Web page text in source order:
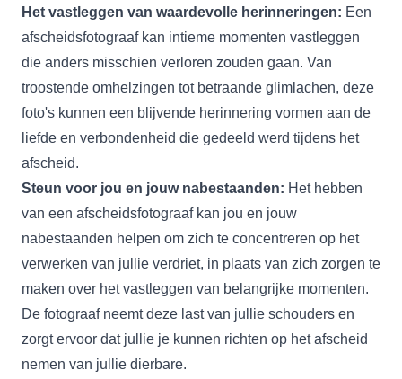
Het vastleggen van waardevolle herinneringen: Een
afscheidsfotograaf kan intieme momenten vastleggen
die anders misschien verloren zouden gaan. Van
troostende omhelzingen tot betraande glimlachen, deze
foto's kunnen een blijvende herinnering vormen aan de
liefde en verbondenheid die gedeeld werd tijdens het
afscheid.
Steun voor jou en jouw nabestaanden: Het hebben
van een afscheidsfotograaf kan jou en jouw
nabestaanden helpen om zich te concentreren op het
verwerken van jullie verdriet, in plaats van zich zorgen te
maken over het vastleggen van belangrijke momenten.
De fotograaf neemt deze last van jullie schouders en
zorgt ervoor dat jullie je kunnen richten op het afscheid
nemen van jullie dierbare.